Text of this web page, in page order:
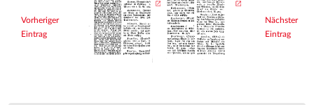
Vorheriger
Eintrag
Nächster
Eintrag